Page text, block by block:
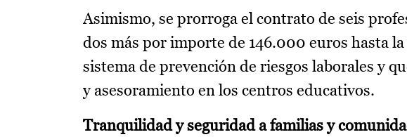
Asimismo, se prorroga el contrato de seis
dos más por importe de 146.000 euros hasta
sistema de prevención de riesgos laborales y
y asesoramiento en los centros educativos.
Tranquilidad y seguridad a familias y